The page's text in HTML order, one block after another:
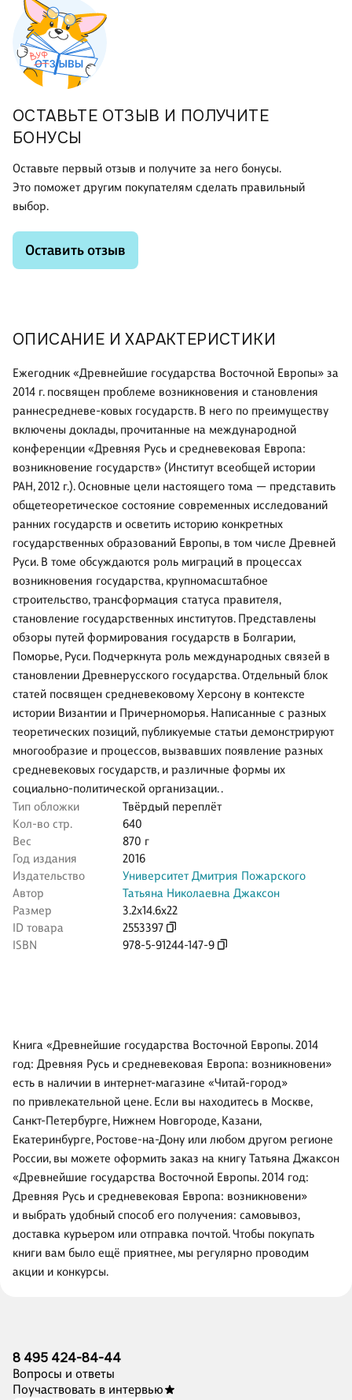
ОПИСАНИЕ И ХАРАКТЕРИСТИКИ
Ежегодник «Древнейшие государства Восточной Европы» за
2014 г. посвящен проблеме возникновения и становления
раннесредневе-ковых государств. В него по преимуществу
включены доклады, прочитанные на международной
конференции «Древняя Русь и средневековая Европа:
возникновение государств» (Институт всеобщей истории
РАН, 2012 г.). Основные цели настоящего тома — представить
общетеоретическое состояние современных исследований
ранних государств и осветить историю конкретных
государственных образований Европы, в том числе Древней
Руси. В томе обсуждаются роль миграций в процессах
возникновения государства, крупномасштабное
строительство, трансформация статуса правителя,
становление государственных институтов. Представлены
обзоры путей формирования государств в Болгарии,
Поморье, Руси. Подчеркнута роль международных связей в
становлении Древнерусского государства. Отдельный блок
статей посвящен средневековому Херсону в контексте
истории Византии и Причерноморья. Написанные с разных
теоретических позиций, публикуемые статьи демонстрируют
многообразие и процессов, вызвавших появление разных
средневековых государств, и различные формы их
социально-политической организации. .
Тип обложки
Твёрдый переплёт
Кол-во стр.
640
Вес
870 г
Год издания
2016
Издательство
Университет Дмитрия Пожарского
Автор
Татьяна Николаевна Джаксон
Размер
3.2x14.6x22
ID товара
2553397
ISBN
978-5-91244-147-9
ОСТАВЬТЕ ОТЗЫВ И ПОЛУЧИТЕ
БОНУСЫ
Оставьте первый отзыв и получите за него бонусы.
Это поможет другим покупателям сделать правильный
выбор.
Оставить отзыв
Книга «Древнейшие государства Восточной Европы. 2014
год: Древняя Русь и средневековая Европа: возникновени»
есть в наличии в интернет-магазине «Читай-город»
по привлекательной цене. Если вы находитесь в Москве,
Санкт-Петербурге, Нижнем Новгороде, Казани,
Екатеринбурге, Ростове-на-Дону или любом другом регионе
России, вы можете оформить заказ на книгу Татьяна Джаксон
«Древнейшие государства Восточной Европы. 2014 год:
Древняя Русь и средневековая Европа: возникновени»
и выбрать удобный способ его получения: самовывоз,
доставка курьером или отправка почтой. Чтобы покупать
книги вам было ещё приятнее, мы регулярно проводим
акции и конкурсы.
8 495 424-84-44
Вопросы и ответы
Поучаствовать в интервью